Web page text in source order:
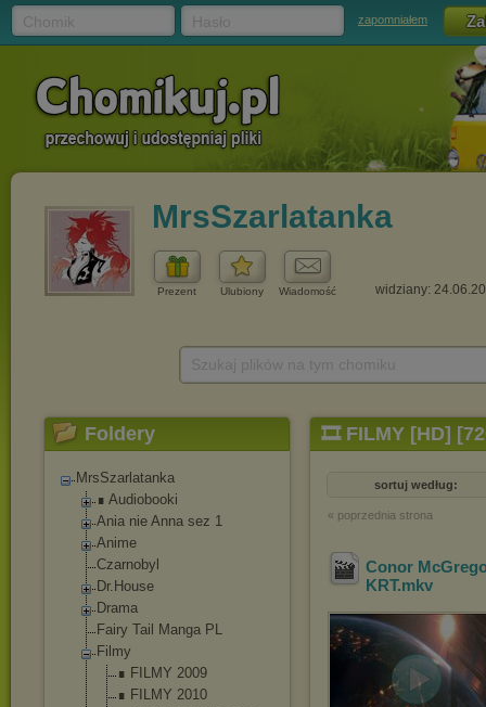
zapomniałem
MrsSzarlatanka
Prezent Ulubiony Wiadomość widziany:
Foldery
MrsSzarlatanka
∎ Audiobooki
Ania nie Anna sez 1
Anime
Czarnobyl
Dr.House
Drama
Fairy Tail Manga PL
Filmy
∎ FILMY 2009
∎ FILMY 2010
🎞️ FILMY [HD]
sortuj według:
« poprzednia strona
Conor
KRT.mkv